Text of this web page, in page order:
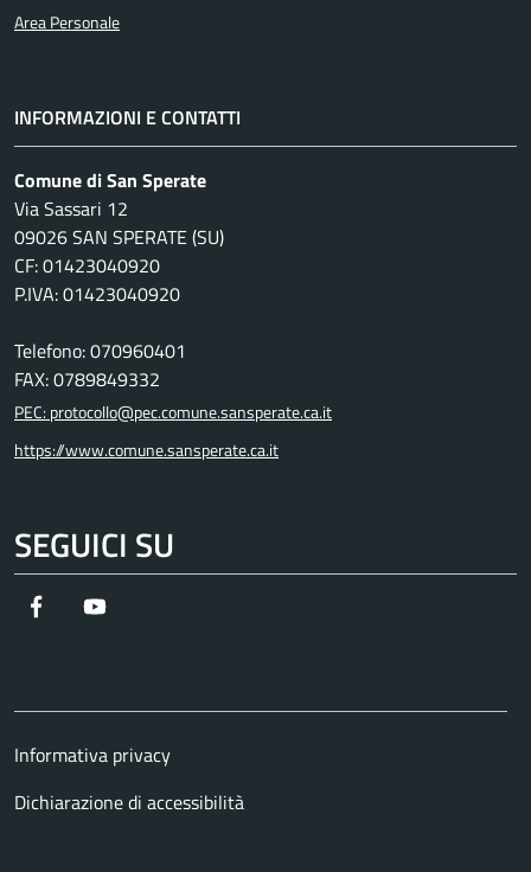
Area Personale
INFORMAZIONI E CONTATTI
Comune di San Sperate
Via Sassari 12
09026 SAN SPERATE (SU)
CF: 01423040920
P.IVA: 01423040920
Telefono: 070960401
FAX: 0789849332
PEC: protocollo@pec.comune.sansperate.ca.it
https://www.comune.sansperate.ca.it
SEGUICI SU
FacebookYouTube
Informativa privacy
Dichiarazione di accessibilità